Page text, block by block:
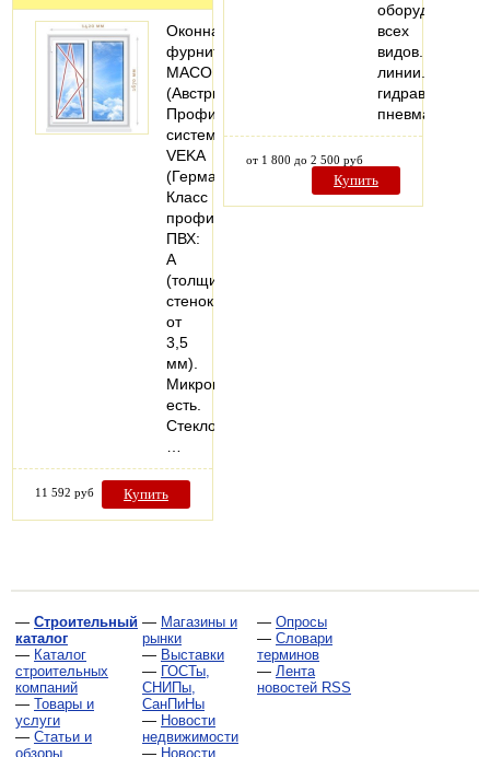
Оконная
фурнитура
MACO
(Австрия).
Профильная
система:
VEKA
(Германия).
Класс
профиля
ПВХ:
А
(толщина
стенок
от
3,5
мм).
Микропроветривание:
есть.
Стеклопакеты:
11 592 руб Купить
всех
линии.Монтаж
гидравлических
от 1 800 до 2 500 руб
Купить
— Строительный
каталог
— Каталог
строительных
компаний
— Товары и
услуги
— Статьи и
обзоры
— Магазины и
рынки
— Выставки
— ГОСТы,
СНИПы,
СанПиНы
— Новости
недвижимости
— Новости
— Опросы
— Словари
терминов
— Лента
новостей RSS